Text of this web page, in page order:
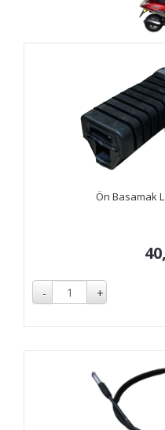
Ön Basamak